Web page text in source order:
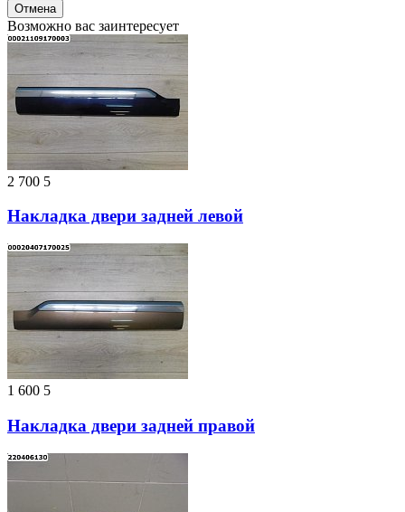
Отмена
Возможно вас заинтересует
2 700 5
Накладка двери задней левой
1 600 5
Накладка двери задней правой